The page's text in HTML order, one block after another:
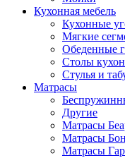
Кухонная мебель
Кухонные
Мягкие
Обеденные
Столы
Стулья и
Матрасы
Другие
Матрасы
Матрасы
Матрасы